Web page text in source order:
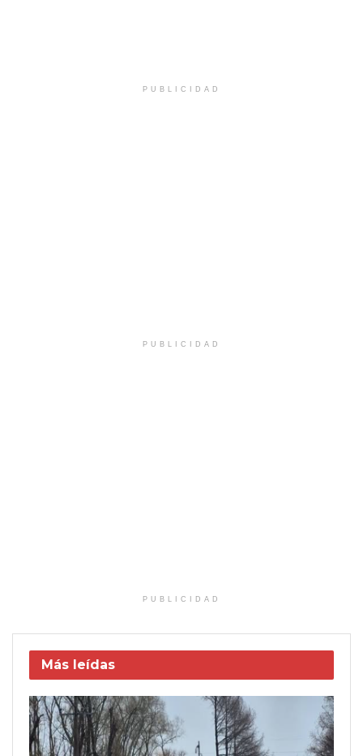
PUBLICIDAD
PUBLICIDAD
PUBLICIDAD
Más leídas